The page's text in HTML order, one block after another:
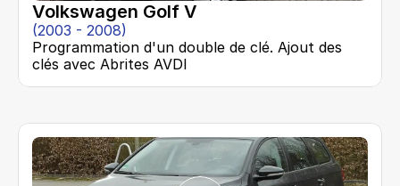
Volkswagen Golf V
(2003 - 2008)
Programmation d'un double de clé. Ajout des
clés avec Abrites AVDI